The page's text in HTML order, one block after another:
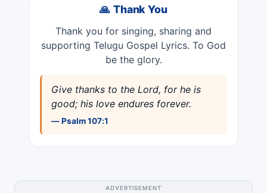
🙏 Thank You
Thank you for singing, sharing and
supporting Telugu Gospel Lyrics. To God
be the glory.
Give thanks to the Lord, for he is
good; his love endures forever.
— Psalm 107:1
ADVERTISEMENT